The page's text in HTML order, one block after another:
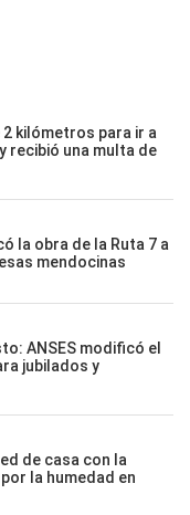
kilómetros para ir a
recibió una multa de
la obra de la Ruta 7 a
mendocinas
ANSES modificó el
jubilados y
de casa con la
la humedad en